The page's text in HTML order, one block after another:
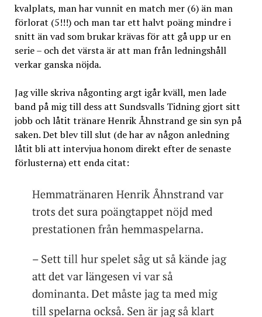
kvalplats, man har vunnit en match mer (6) än man
förlorat (5!!!) och man tar ett halvt poäng mindre i
snitt än vad som brukar krävas för att gå upp ur en
serie – och det värsta är att man från ledningshåll
verkar ganska nöjda.
Jag ville skriva någonting argt igår kväll, men lade
band på mig till dess att Sundsvalls Tidning gjort sitt
jobb och låtit tränare Henrik Åhnstrand ge sin syn på
saken. Det blev till slut (de har av någon anledning
låtit bli att intervjua honom direkt efter de senaste
förlusterna) ett enda citat: